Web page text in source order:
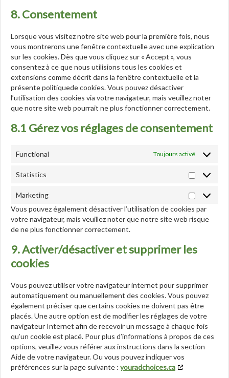
8. Consentement
Lorsque vous visitez notre site web pour la première fois, nous
vous montrerons une fenêtre contextuelle avec une explication
sur les cookies. Dès que vous cliquez sur « Accept », vous
consentez à ce que nous utilisions tous les cookies et
extensions comme décrit dans la fenêtre contextuelle et la
présente politiquede cookies. Vous pouvez désactiver
l’utilisation des cookies via votre navigateur, mais veuillez noter
que notre site web pourrait ne plus fonctionner correctement.
8.1 Gérez vos réglages de consentement
Functional Toujours activé
Statistics
Statistics
Marketing
Marketing
Vous pouvez également désactiver l’utilisation de cookies par
votre navigateur, mais veuillez noter que notre site web risque
de ne plus fonctionner correctement.
9. Activer/désactiver et supprimer les
cookies
Vous pouvez utiliser votre navigateur internet pour supprimer
automatiquement ou manuellement des cookies. Vous pouvez
également préciser que certains cookies ne doivent pas être
placés. Une autre option est de modifier les réglages de votre
navigateur Internet afin de recevoir un message à chaque fois
qu’un cookie est placé. Pour plus d’informations à propos de ces
options, veuillez vous référer aux instructions dans la section
Aide de votre navigateur. Ou vous pouvez indiquer vos
préférences sur la page suivante : youradchoices.ca